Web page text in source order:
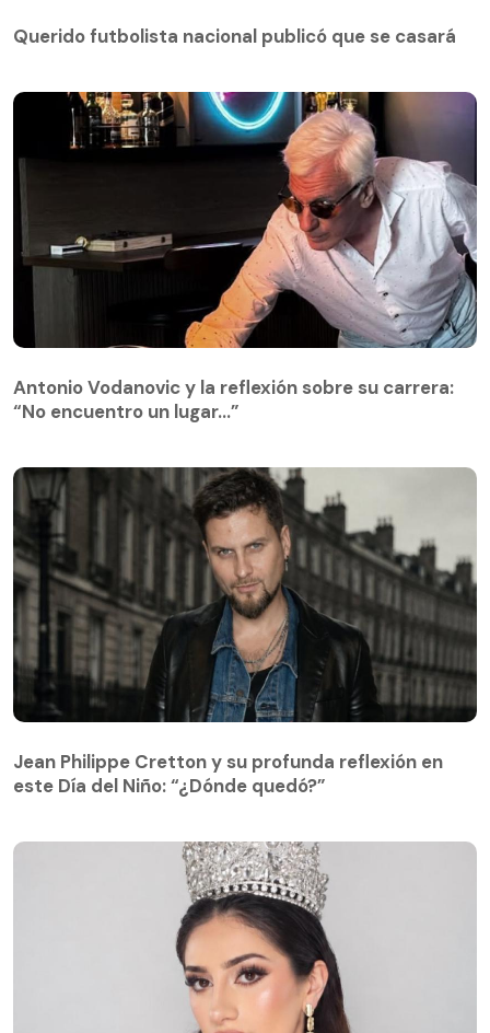
Querido futbolista nacional publicó que se casará
Antonio Vodanovic y la reflexión sobre su carrera:
“No encuentro un lugar…”
Jean Philippe Cretton y su profunda reflexión en
este Día del Niño: “¿Dónde quedó?”